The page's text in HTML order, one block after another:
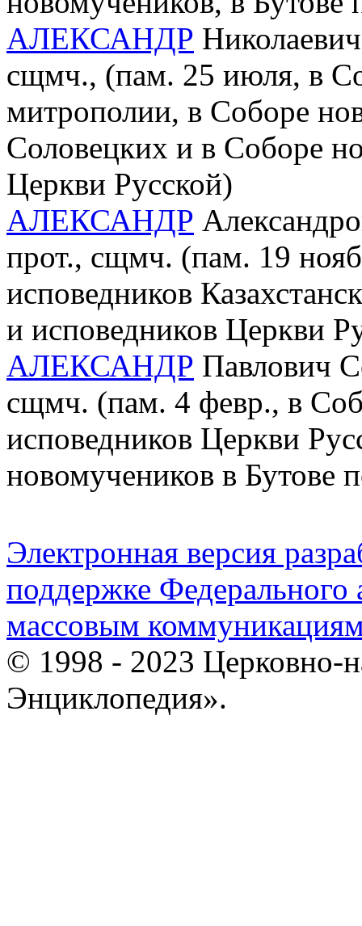
АЛЕКСАНДР
сщмч., (пам. 25 июля, в
митрополии, в Соборе
Соловецких и в Соборе
Церкви Русской)
АЛЕКСАНДР
прот., сщмч. (пам. 19
исповедников
и исповедников Церкви
АЛЕКСАНДР Павлович
сщмч. (пам. 4 февр., в
исповедников Церкви
новомучеников в Бутове
Электронная версия
поддержке Федерального
массовым
© 1998 - 2023 Церковно-
Энциклопедия».